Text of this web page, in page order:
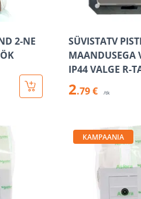
2-NE
SÜVISTATV
MAANDUSEGA
IP44 VALGE R-
2.79 € /tk
KAMPAANIA